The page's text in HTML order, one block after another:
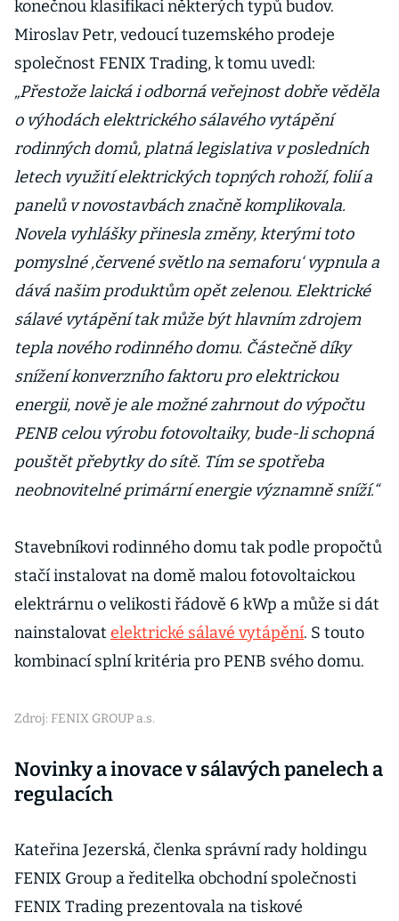
konečnou klasifikaci některých typů budov.
Miroslav Petr, vedoucí tuzemského prodeje
společnost FENIX Trading, k tomu uvedl:
„Přestože laická i odborná veřejnost dobře věděla
o výhodách elektrického sálavého vytápění
rodinných domů, platná legislativa v posledních
letech využití elektrických topných rohoží, folií a
panelů v novostavbách značně komplikovala.
Novela vyhlášky přinesla změny, kterými toto
pomyslné ‚červené světlo na semaforu‘ vypnula a
dává našim produktům opět zelenou. Elektrické
sálavé vytápění tak může být hlavním zdrojem
tepla nového rodinného domu. Částečně díky
snížení konverzního faktoru pro elektrickou
energii, nově je ale možné zahrnout do výpočtu
PENB celou výrobu fotovoltaiky, bude-li schopná
pouštět přebytky do sítě. Tím se spotřeba
neobnovitelné primární energie významně sníží.“
Stavebníkovi rodinného domu tak podle propočtů
stačí instalovat na domě malou fotovoltaickou
elektrárnu o velikosti řádově 6 kWp a může si dát
nainstalovat elektrické sálavé vytápění. S touto
kombinací splní kritéria pro PENB svého domu.
Zdroj: FENIX GROUP a.s.
Novinky a inovace v sálavých panelech a
regulacích
Kateřina Jezerská, členka správní rady holdingu
FENIX Group a ředitelka obchodní společnosti
FENIX Trading prezentovala na tiskové